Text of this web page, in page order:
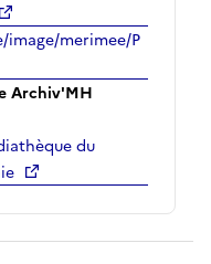
image/merimee/P
Archiv'MH
du